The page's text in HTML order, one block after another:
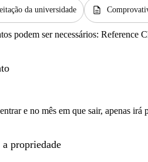
da universidade description
podem ser necessários: Reference
e no mês em que sair, apenas irá
propriedade